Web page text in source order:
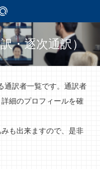
予
・逐次通訳）
通訳者一覧です。通訳者
細のプロフィールを確
も出来ますので、是非